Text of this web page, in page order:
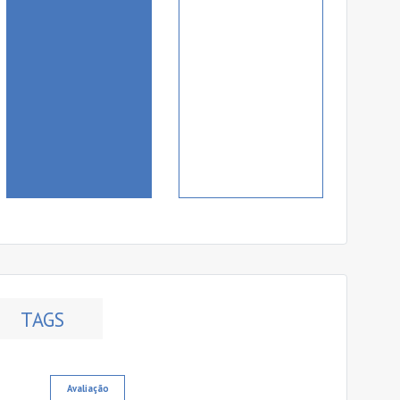
TAGS
Avaliação